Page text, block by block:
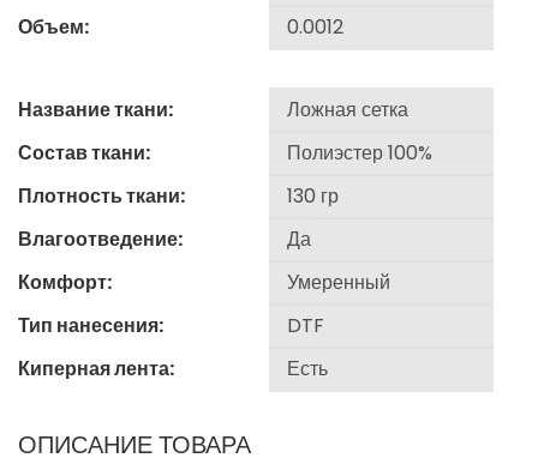
Объем:
Название ткани:
Состав ткани:
Плотность ткани:
Влагоотведение:
Комфорт:
Тип нанесения:
Киперная лента:
ОПИСАНИЕ ТОВАРА